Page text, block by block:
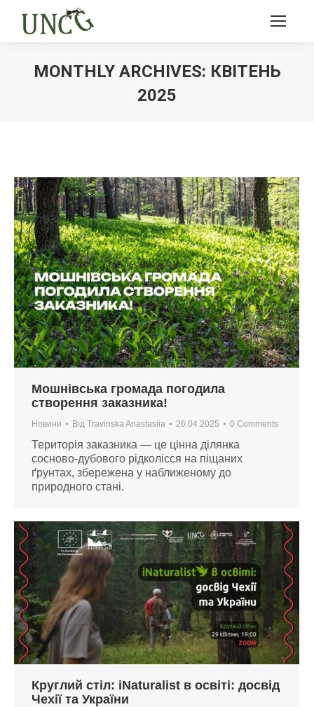
MONTHLY ARCHIVES: КВІТЕНЬ
2025
Мошнівська громада погодила
створення заказника!
Новини Від Travinska Anastasiia 26.04.2025 0 Comments
Територія заказника — це цінна ділянка
сосново-дубового рідколісся на піщаних
ґрунтах, збережена у наближеному до
природного стані.
Круглий стіл: iNaturalist в освіті: досвід
Чехії та України